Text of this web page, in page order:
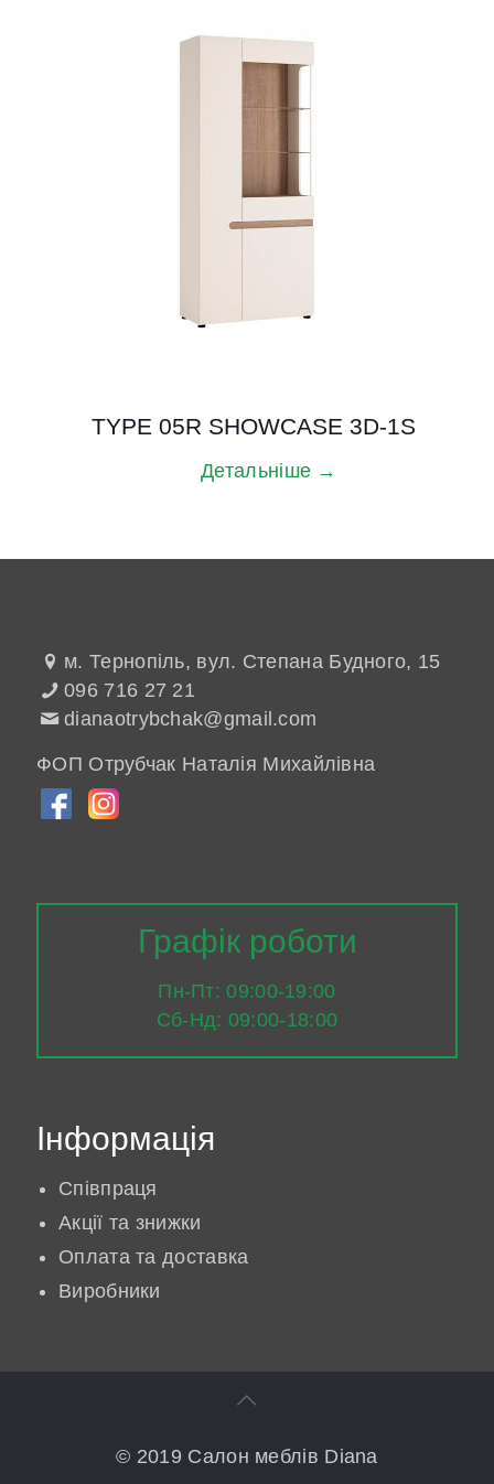
TYPE 05R SHOWCASE 3D-1S
Детальніше →
м. Тернопіль, вул. Степана Будного, 15
096 716 27 21
dianaotrybchak@gmail.com
ФОП Отрубчак Наталія Михайлівна
Графік роботи
Пн-Пт: 09:00-19:00
Сб-Нд: 09:00-18:00
Інформація
Співпраця
Акції та знижки
Оплата та доставка
Виробники
© 2019 Салон меблів Diana